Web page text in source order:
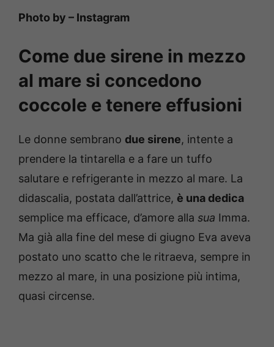
Photo by – Instagram
Come due sirene in mezzo
al mare si concedono
coccole e tenere effusioni
Le donne sembrano due sirene, intente a
prendere la tintarella e a fare un tuffo
salutare e refrigerante in mezzo al mare. La
didascalia, postata dall’attrice, è una dedica
semplice ma efficace, d’amore alla sua Imma.
Ma già alla fine del mese di giugno Eva aveva
postato uno scatto che le ritraeva, sempre in
mezzo al mare, in una posizione più intima,
quasi circense.